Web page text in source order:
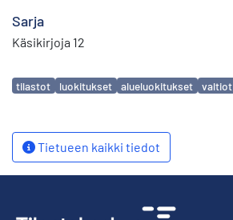
Sarja
Käsikirjoja 12
Avainsanat
tilastot luokitukset alueluokitukset valtiot
Tietueen kaikki tiedot